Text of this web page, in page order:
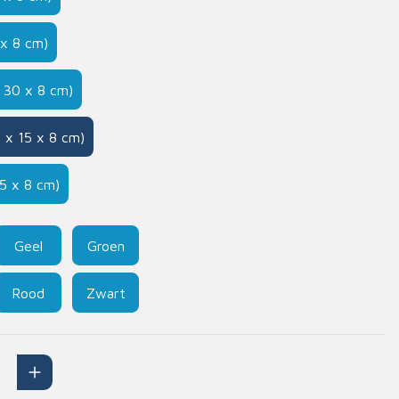
8 cm)
30 x 8 cm)
x 15 x 8 cm)
x 8 cm)
Geel Groen
Rood Zwart